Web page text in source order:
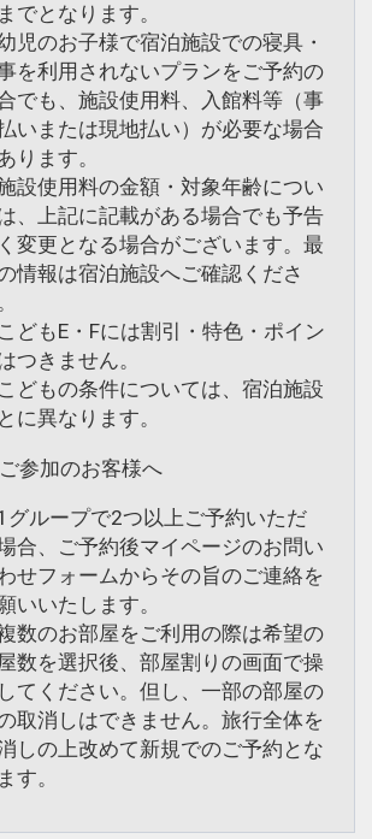
でとなります。
児のお子様で宿泊施設での寝具・
を利用されないプランをご予約の
でも、施設使用料、入館料等（事
いまたは現地払い）が必要な場合
ります。
施設使用料の金額・対象年齢につい
、上記に記載がある場合でも予告
変更となる場合がございます。最
情報は宿泊施設へご確認くださ
どもE・Fには割引・特色・ポイン
つきません。
こどもの条件については、宿泊施設
に異なります。
参加のお客様へ
1グループで2つ以上ご予約いただ
合、ご予約後マイページのお問い
せフォームからその旨のご連絡を
いいたします。
複数のお部屋をご利用の際は希望の
数を選択後、部屋割りの画面で操
てください。但し、一部の部屋の
取消しはできません。旅行全体を
しの上改めて新規でのご予約とな
す。